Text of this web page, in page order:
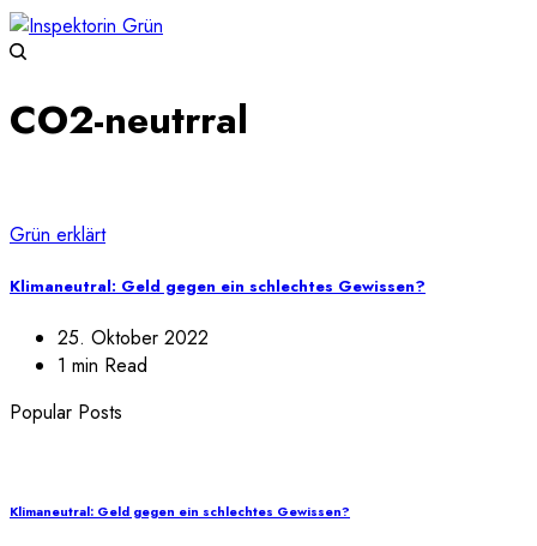
CO2-neutrral
Grün erklärt
Klimaneutral: Geld gegen ein schlechtes Gewissen?
25. Oktober 2022
1 min Read
Popular Posts
Klimaneutral: Geld gegen ein schlechtes Gewissen?